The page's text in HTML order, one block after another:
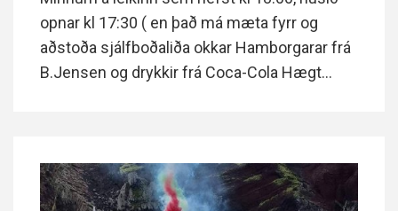
opnar kl 17:30 ( en það má mæta fyrr og
aðstoða sjálfboðaliða okkar Hamborgarar frá
B.Jensen og drykkir frá Coca-Cola Hægt
YeWrWFFI3S52C-
YOPtpDdmK9Th9LDTJWS9hWAcvOw8xg6Bk